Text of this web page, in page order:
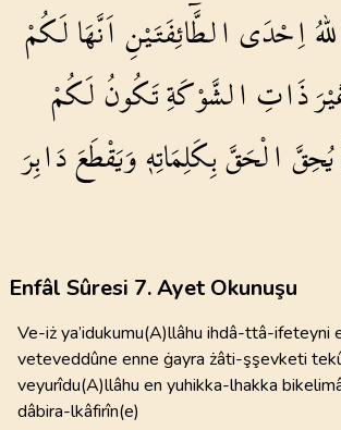
اِحْدَىالطَّٓائِفَتَيْنِاَنَّهَالَكُمْ
ذَاتِالشَّوْكَةِتَكُونُلَكُمْ
يُحِقَّالْحَقَّبِكَلِمَاتِه۪وَيَقْطَعَدَابِرَ
Enfâl Sûresi 7. Ayet Okunuşu
Ve-iż ya’idukumu(A)llâhu ihdâ-ttâ-ifeteyni
veteveddûne enne ġayra żâti-şşevketi
veyurîdu(A)llâhu en yuhikka-lhakka
dâbira-lkâfirîn(e)